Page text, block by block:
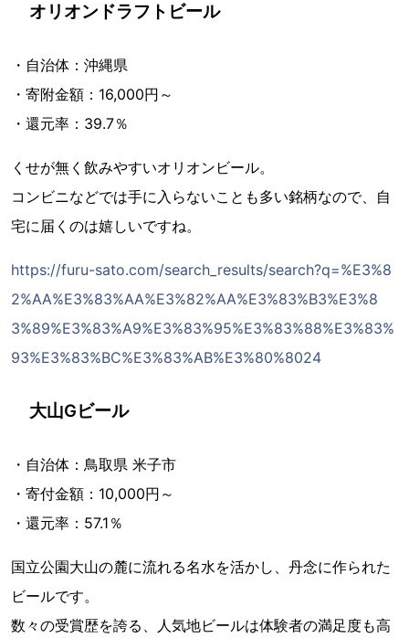
オリオンドラフトビール
・自治体：沖縄県
・寄附金額：16,000円～
・還元率：39.7％
くせが無く飲みやすいオリオンビール。
コンビニなどでは手に入らないことも多い銘柄なので、自
宅に届くのは嬉しいですね。
https://furu-sato.com/search_results/search?q=%E3%8
2%AA%E3%83%AA%E3%82%AA%E3%83%B3%E3%8
3%89%E3%83%A9%E3%83%95%E3%83%88%E3%83%
93%E3%83%BC%E3%83%AB%E3%80%8024
大山Gビール
・自治体：鳥取県 米子市
・寄付金額：10,000円～
・還元率：57.1％
国立公園大山の麓に流れる名水を活かし、丹念に作られた
ビールです。
数々の受賞歴を誇る、人気地ビールは体験者の満足度も高